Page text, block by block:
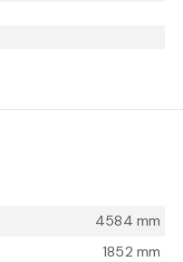
4584 mm
1852 mm